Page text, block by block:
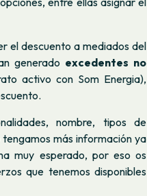
el descuento a mediados del
generado excedentes no
activo con Som Energia),
nombre, tipos de
más información ya
muy esperado, por eso os
que tenemos disponibles